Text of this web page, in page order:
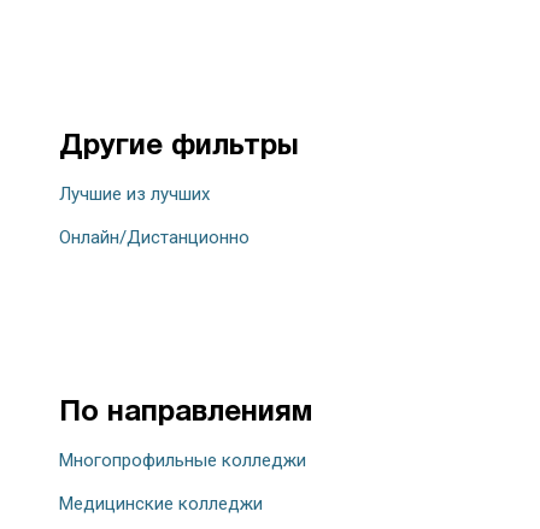
Другие фильтры
Лучшие из лучших
Онлайн/Дистанционно
По направлениям
Многопрофильные колледжи
Медицинские колледжи